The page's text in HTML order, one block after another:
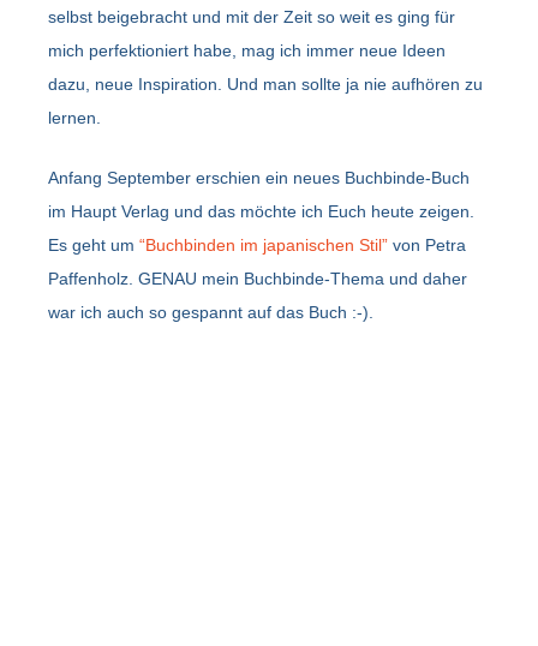
selbst beigebracht und mit der Zeit so weit es ging für
mich perfektioniert habe, mag ich immer neue Ideen
dazu, neue Inspiration. Und man sollte ja nie aufhören zu
lernen.
Anfang September erschien ein neues Buchbinde-Buch
im Haupt Verlag und das möchte ich Euch heute zeigen.
Es geht um “Buchbinden im japanischen Stil” von Petra
Paffenholz. GENAU mein Buchbinde-Thema und daher
war ich auch so gespannt auf das Buch :-).